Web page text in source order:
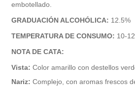
embotellado.
GRADUACIÓN ALCOHÓLICA: 12.5%
TEMPERATURA DE CONSUMO: 10-
NOTA DE CATA:
Vista: Color amarillo con destellos
Nariz: Complejo, con aromas frescos